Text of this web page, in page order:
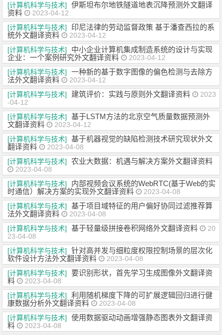
[计算机科学与技术]
伊斯坦布尔地铁隧道地表沉降预测外文翻译
资料
2023-04-12
[计算机科学与技术]
印尼法律的劳动监督政策 基于潘查西拉的系
统外文翻译资料
2023-04-12
[计算机科学与技术]
中小企业计算机集成制造系统的设计与实现
企业：一个案例研究外文翻译资料
2023-04-12
[计算机科学与技术]
一种新的基于数字图像的偏色检测与去除方
法外文翻译资料
2023-04-12
[计算机科学与技术]
建筑评价：实践与原则外文翻译资料
2023
-04-12
[计算机科学与技术]
基于LSTM方法的北京空气质量数据预测外
文翻译资料
2023-04-12
[计算机科学与技术]
基于机器视觉的缺陷检测技术研究现状外文
翻译资料
2023-04-08
[计算机科学与技术]
农业大数据：机遇与解决方案外文翻译资料
2023-04-08
[计算机科学与技术]
内部视频会议系统的WebRTC(基于Web的实
时通信）解决方案的实现外文翻译资料
2023-04-08
[计算机科学与技术]
基于项目域特征的用户偏好协同过滤推荐算
法外文翻译资料
2023-04-08
[计算机科学与技术]
基于轻量级拼接卷积网络外文翻译资料
20
23-04-08
[计算机科学与技术]
针对高并发与细粒度权限控制场景的层次化
软件设计方法外文翻译资料
2023-04-08
[计算机科学与技术]
要识别形状，首先学习生成图像外文翻译资
料
2023-04-08
[计算机科学与技术]
利用随机梯度下降的可扩展逻辑回归进行健
康数据分析外文翻译资料
2023-04-08
[计算机科学与技术]
使用数据驱动动画增强静态图表外文翻译资
料
2023-04-08